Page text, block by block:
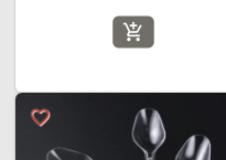
add_shopping_cart
favorite_border